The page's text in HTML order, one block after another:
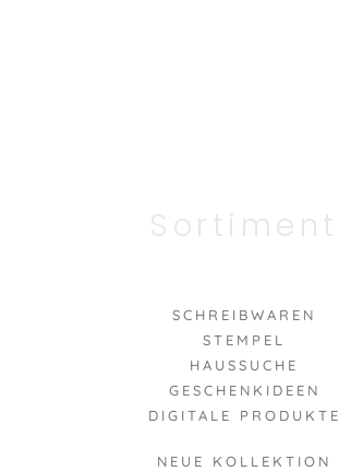
Sortiment
SCHREIBWAREN
STEMPEL
HAUSSUCHE
GESCHENKIDEEN
DIGITALE PRODUKTE
NEUE KOLLEKTION